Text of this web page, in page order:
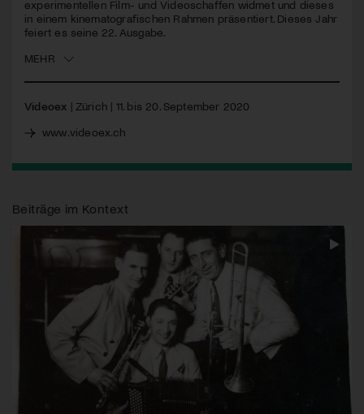
experimentellen Film- und Videoschaffen widmet und dieses
in einem kinematografischen Rahmen präsentiert. Dieses Jahr
feiert es seine 22. Ausgabe.
MEHR
Videoex | Zürich | 11. bis 20. September 2020
www.videoex.ch
Beiträge im Kontext